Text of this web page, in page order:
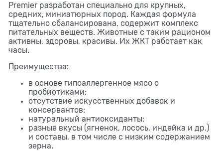
Premier разработан специально для крупных,
средних, миниатюрных пород. Каждая формула
тщательно сбалансирована, содержит комплекс
питательных веществ. Животные с таким рационом
активны, здоровы, красивы. Их ЖКТ работает как
часы.
Преимущества:
в основе гипоаллергенное мясо с
пробиотиками;
отсутствие искусственных добавок и
консервантов;
натуральный антиоксиданты;
разные вкусы (ягненок, лосось, индейка и др.)
и составы, в том числе с низким содержанием
зерна.